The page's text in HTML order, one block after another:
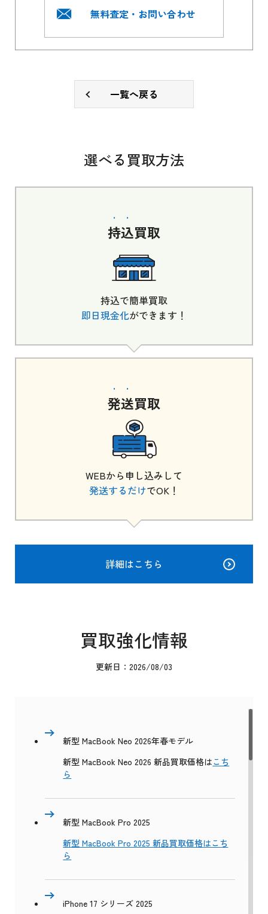
無料査定・お問い合わせ
一覧へ戻る
選べる買取方法
持込買取
持込で簡単買取
即日現金化ができます！
発送買取
WEBから申し込みして
発送するだけでOK！
詳細はこちら
買取強化情報
更新日：2026/08/03
新型 MacBook Neo 2026年春モデル
新型 MacBook Neo 2026 新品買取価格はこち
ら
新型 MacBook Pro 2025
新型 MacBook Pro 2025 新品買取価格はこち
ら
iPhone 17 シリーズ 2025